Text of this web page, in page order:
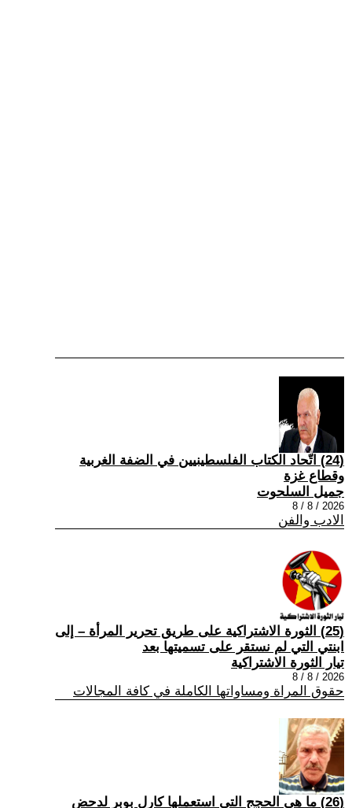
(24) اتّحاد الكتاب الفلسطينيين في الضفة الغربية
وقطاع غزة
جميل السلحوت
2026 / 8 / 8
الادب والفن
(25) الثورة الاشتراكية على طريق تحرير المرأة – إلى
ابنتي التي لم نستقر على تسميتها بعد
تيار الثورة الاشتراكية
2026 / 8 / 8
حقوق المراة ومساواتها الكاملة في كافة المجالات
(26) ما هي الحجج التي استعملها كارل بوبر لدحض